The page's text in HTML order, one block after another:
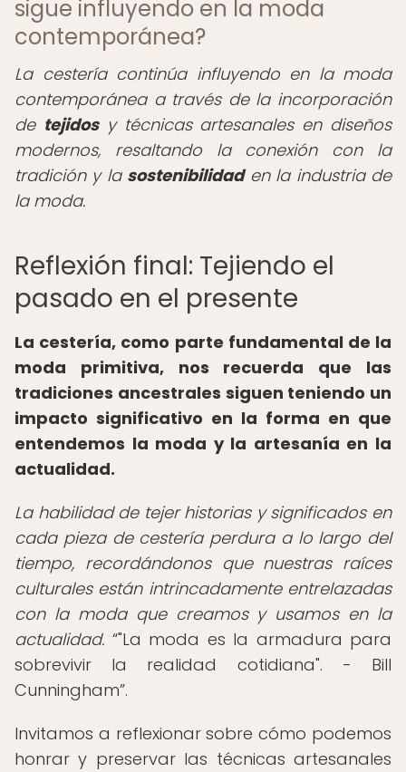
sigue influyendo en la moda
contemporánea?
La cestería continúa influyendo en la moda
contemporánea a través de la incorporación
de tejidosy técnicas artesanales en diseños
modernos, resaltando la conexión con la
tradición y la sostenibilidaden la industria de
la moda.
Reflexión final: Tejiendo el
pasado en el presente
La cestería, como parte fundamental de la
moda primitiva, nos recuerda que las
tradiciones ancestrales siguen teniendo un
impacto significativo en la forma en que
entendemos la moda y la artesanía en la
actualidad.
La habilidad de tejer historias y significados en
cada pieza de cestería perdura a lo largo del
tiempo, recordándonos que nuestras raíces
culturales están intrincadamente entrelazadas
con la moda que creamos y usamos en la
actualidad. "La moda es la armadura para
sobrevivir la realidad cotidiana". - Bill
Cunningham .
Invitamos a reflexionar sobre cómo podemos
honrar y preservar las técnicas artesanales